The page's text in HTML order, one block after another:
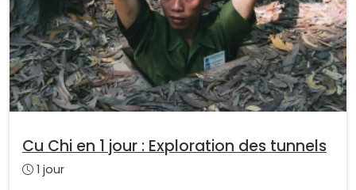
Cu Chi en 1 jour : Exploration des tunnels
1 jour